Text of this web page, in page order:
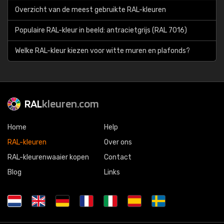
Overzicht van de meest gebruikte RAL-kleuren
Populaire RAL-kleur in beeld: antracietgrijs (RAL 7016)
Welke RAL-kleur kiezen voor witte muren en plafonds?
RALkleuren.com
Home
RAL-kleuren
RAL-kleurenwaaier kopen
Blog
Help
Over ons
Contact
Links